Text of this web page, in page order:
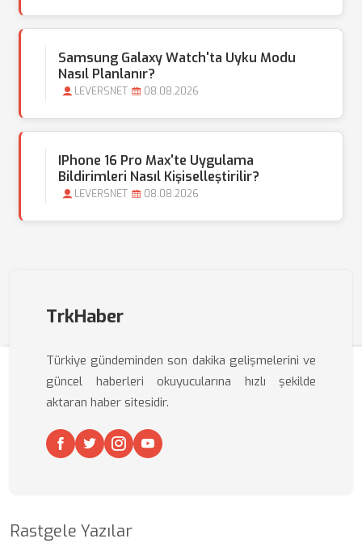
Samsung Galaxy Watch'ta Uyku Modu
Nasıl Planlanır?
LEVERSNET 08.08.2026
IPhone 16 Pro Max'te Uygulama
Bildirimleri Nasıl Kişiselleştirilir?
LEVERSNET 08.08.2026
TrkHaber
Türkiye gündeminden son dakika gelişmelerini ve
güncel haberleri okuyucularına hızlı şekilde
aktaran haber sitesidir.
Rastgele Yazılar